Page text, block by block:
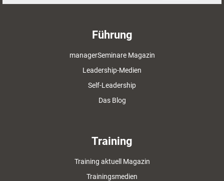
Führung
managerSeminare Magazin
Leadership-Medien
Self-Leadership
Das Blog
Training
Training aktuell Magazin
Trainingsmedien